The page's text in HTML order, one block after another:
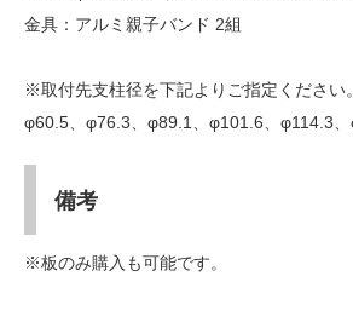
金具：アルミ親子バンド 2組
※取付先支柱径を下記よりご指定ください。
φ60.5、φ76.3、φ89.1、φ101.6、φ114.3
備考
※板のみ購入も可能です。